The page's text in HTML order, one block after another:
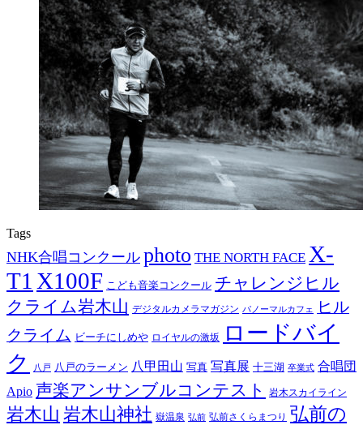
Tags
NHK合唱コンクール photo THE NORTH FACE X-
T1 X100F こども音楽コンクール チャレンジヒル
クライム岩木山 デジタルカメラマガジン パノーマルカフェ
ヒル
クライム ビーチにしめや ロイヤルの激坂
ロードバイ
ク
八戸 八戸のラーメン 八甲田山 写真 写真展 十三湖 卒業式 合唱団
Apio 声楽アンサンブルコンテスト 岩木スカイライン
岩木山 岩木山神社 嶽温泉 弘前 弘前さくらまつり 弘前の